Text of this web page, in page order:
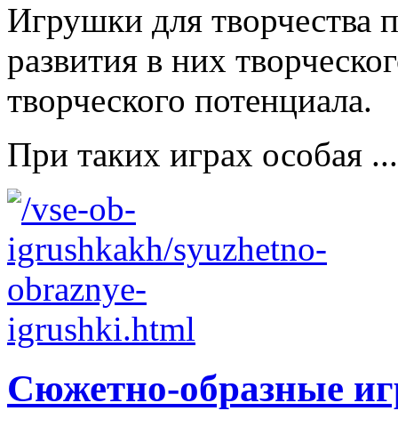
Игрушки для творчества
развития в них
творческого потенциала.
При таких играх особая ...
Сюжетно-образные